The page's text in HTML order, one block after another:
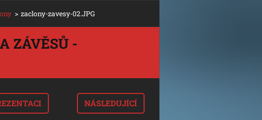
> zaclony-zavesy-02.JPG
ZÁVĚSŮ -
NÁSLEDUJÍCÍ